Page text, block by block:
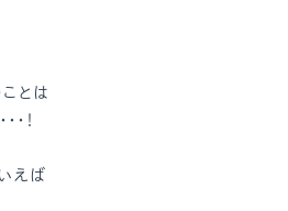
とは
・！
えば